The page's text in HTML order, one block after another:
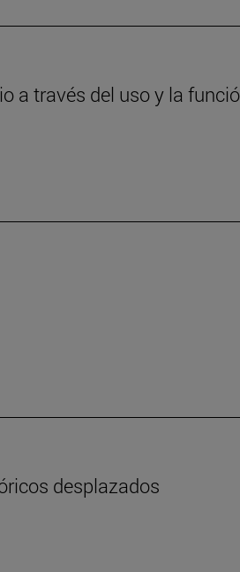
a través del uso y la
desplazados